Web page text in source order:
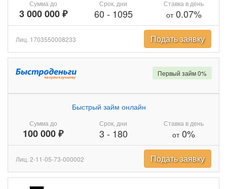
Сумма до
3 000 000 ₽
Срок, дни
60 - 1095
Ставка в день
от0.07%
Лиц. 1703550008233 Подать заявку
Сумма до
100 000 ₽
Быстрый займ онлайн
Срок, дни
3 - 180
Ставка в день
от0%
Первый займ 0%
Лиц. 2-11-05-73-000002 Подать заявку